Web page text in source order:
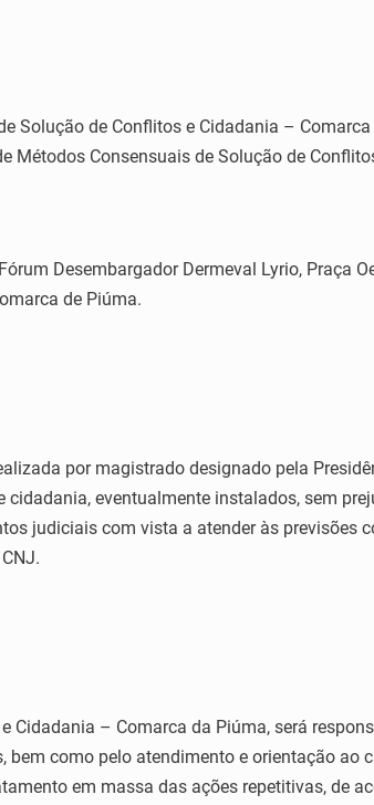
Solução de Conflitos e Cidadania –
Métodos Consensuais de Solução de
Desembargador Dermeval Lyrio, Praça
de Piúma.
por magistrado designado pela
eventualmente instalados, sem
judiciais com vista a atender às previsões
Cidadania – Comarca da Piúma, será
como pelo atendimento e orientação ao
em massa das ações repetitivas, de